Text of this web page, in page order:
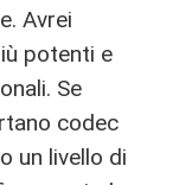
Avrei
potenti e
Se
codec
un livello di